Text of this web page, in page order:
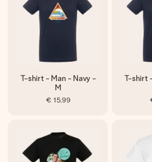
T-shirt - Man - Navy -
M
€ 15,99
T-shirt